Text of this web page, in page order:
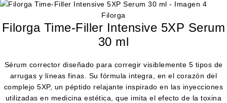
Filorga
Filorga Time-Filler Intensive 5XP Serum
30 ml
Sérum corrector diseñado para corregir visiblemente 5 tipos de
arrugas y líneas finas. Su fórmula integra, en el corazón del
complejo 5XP, un péptido relajante inspirado en las inyecciones
utilizadas en medicina estética, que imita el efecto de la toxina